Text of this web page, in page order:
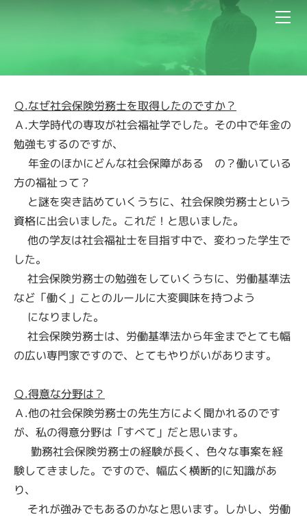
Ｑ.なぜ社会保険労務士を取得したのですか？
Ａ.大学時代の専攻が社会福祉学でした。その中で年金の
勉強もするのですが、
年金のほかにどんな社会保障がある の？働いている
方の福祉って？
と謎を突き詰めていくうちに、社会保険労務士という
資格に出会いました。これだ！と思いました。
他の学友は社会福祉士を目指す中で、変わった学生で
した。
社会保険労務士の勉強をしていくうちに、労働基準法
など「働く」ことのルールに大変興味を持つよう
になりました。
社会保険労務士は、労働基準法から年金までとても幅
の広い専門家ですので、とてもやりがいがあります。
Ｑ.得意な分野は？
Ａ.他の社会保険労務士の先生方によく聞かれるのです
が、私の得意分野は「すべて」だと思います。
勤務社会保険労務士の経験が長く、色々な事案を経
験してきました。ですので、幅広く横断的に知識があ
り、
それが強みでもあるのかなと思います。しかし、労働
代表プロフィール
当事務所について
お問い合わせ